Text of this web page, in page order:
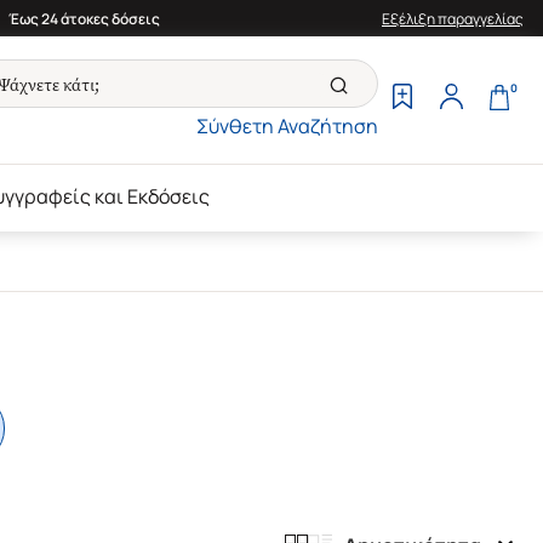
Έως 24 άτοκες δόσεις Εξέλιξη παραγγελίας
Σύνθετη Αναζήτηση
0
και Εκδόσεις